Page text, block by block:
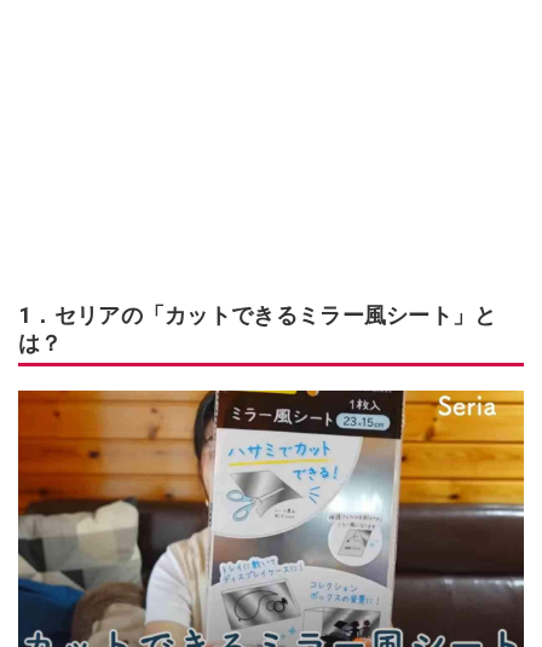
1．セリアの「カットできるミラー風シート」と
は？